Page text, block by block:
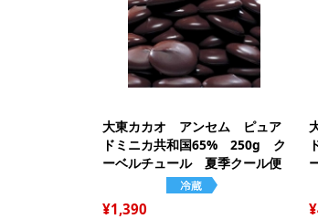
大東カカオ アンセム ピュア
ドミニカ共和国65% 250g ク
ーベルチュール 夏季クール便
1,390